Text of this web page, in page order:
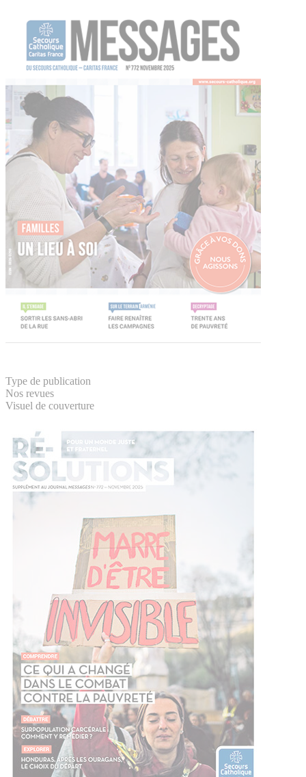
Type de publication
Nos revues
Visuel de couverture